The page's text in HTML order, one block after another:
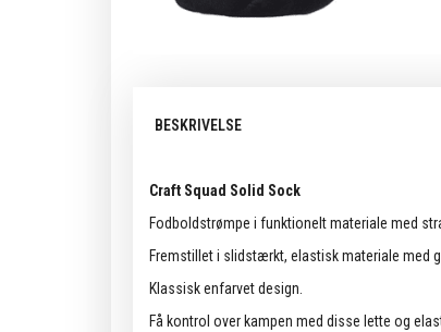
BESKRIVELSE
Craft Squad Solid Sock
Fodboldstrømpe i funktionelt materiale med
Fremstillet i slidstærkt, elastisk materiale med
Klassisk enfarvet design.
Få kontrol over kampen med disse lette og